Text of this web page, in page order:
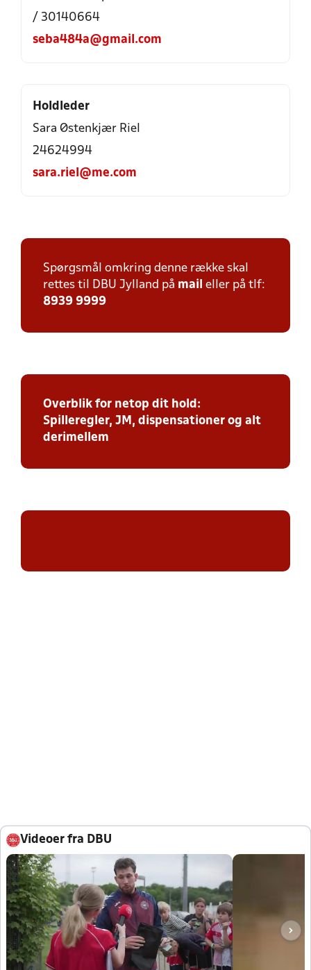
/ 30140664
seba484a@gmail.com
Holdleder
Sara Østenkjær Riel
24624994
sara.riel@me.com
Spørgsmål omkring denne række skal
rettes til DBU Jylland på mail eller på tlf:
8939 9999
Overblik for netop dit hold:
Spilleregler, JM, dispensationer og alt
derimellem
Videoer fra DBU